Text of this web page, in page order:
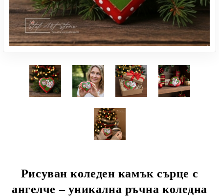
Рисуван коледен камък сърце с
ангелче – уникална ръчна коледна